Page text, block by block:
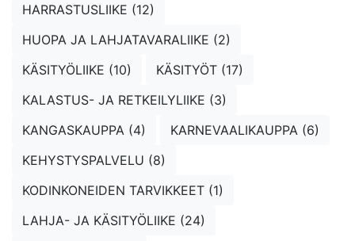
HARRASTUSLIIKE (12)
HUOPA JA LAHJATAVARALIIKE (2)
KÄSITYÖLIIKE (10)
KÄSITYÖT (17)
KALASTUS- JA RETKEILYLIIKE (3)
KANGASKAUPPA (4)
KARNEVAALIKAUPPA (6)
KEHYSTYSPALVELU (8)
KODINKONEIDEN TARVIKKEET (1)
LAHJA- JA KÄSITYÖLIIKE (24)